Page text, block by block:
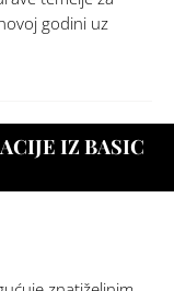
godini uz
IZ BASIC